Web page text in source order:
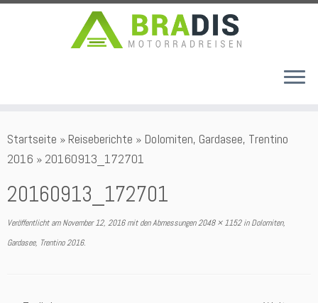
Inhalt
springen
Startseite » Reiseberichte » Dolomiten, Gardasee, Trentino
2016 » 20160913_172701
20160913_172701
Veröffentlicht am November 12, 2016mit den Abmessungen2048 × 1152inDolomiten,
Gardasee, Trentino 2016.